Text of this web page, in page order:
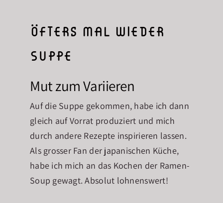
öfters mal wieder
Suppe
Mut zum Variieren
Auf die Suppe gekommen, habe ich dann
gleich auf Vorrat produziert und mich
durch andere Rezepte inspirieren lassen.
Als grosser Fan der japanischen Küche,
habe ich mich an das Kochen der Ramen-
Soup gewagt. Absolut lohnenswert!